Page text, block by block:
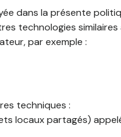
dans la présente
technologies
par exemple :
techniques :
locaux partagés)